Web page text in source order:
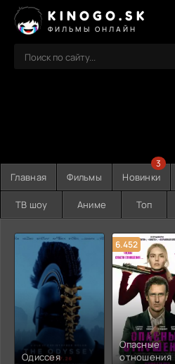
KINOGO.SK
ФИЛЬМЫ ОНЛАЙН
Главная Фильмы Новинки
3
ТВ шоу Аниме Топ
Одиссея
6.452
Опасные
отношения